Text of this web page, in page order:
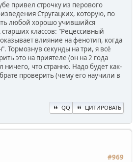
привел строчку из перового
Стругацких, которую, по
любой хорошо учившийся
классов: "Рецессивный
влияние на фенотип, когда
Тормознув секунды на три, я всё
это на приятеле (он на 2 года
что странно. Надо будет как-
проверить (чему его научили в
QQ ЦИТИРОВАТЬ
#969